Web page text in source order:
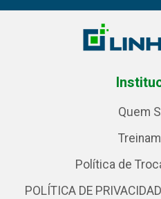
Quem
Política de
POLÍTICA DE